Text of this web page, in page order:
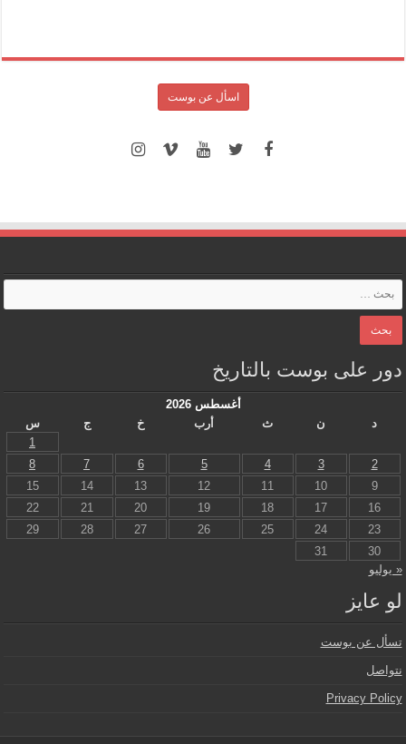
اسأل عن بوست
دور على بوست بالتاريخ
أغسطس 2026
د
ن ث أرب خ ج
س
1
2
3
4
5
6
7
8
9
10
11
12
13
14
15
16
17
18
19
20
21
22
23
24
25
26
27
28
29
30
31
« يوليو
لو عايز
تسأل عن بوست
نتواصل
Privacy Policy